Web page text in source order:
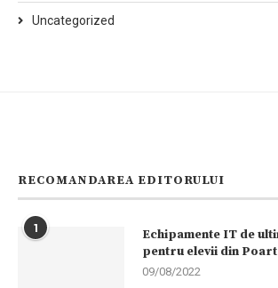
Uncategorized
RECOMANDAREA EDITORULUI
1
Echipamente IT de
pentru elevii din
09/08/2022